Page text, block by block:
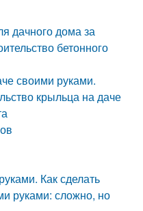
дачного дома за
бетонного
своими руками.
крыльца на даче
Как сделать
руками: сложно, но